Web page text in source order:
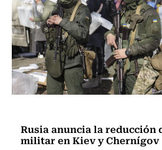
Rusia anuncia la reducción
militar en Kiev y Chernígov